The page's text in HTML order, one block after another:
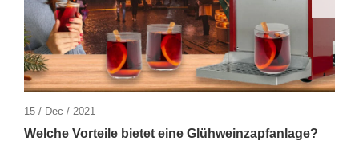
15 / Dec / 2021
Welche Vorteile bietet eine Glühweinzapfanlage?